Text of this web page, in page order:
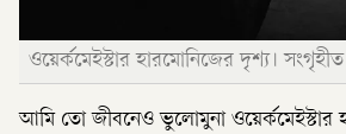
ওয়ের্কমেইস্টার হারমোনিজের দৃশ্য।
আমি তো জীবনেও ভুলোমুনা ওয়ের্কমেইস্টার